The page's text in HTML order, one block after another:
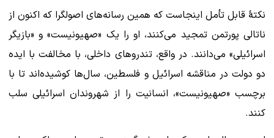
نکتۀ قابل تأمل اینجاست که همین رسانه‌های اصولگرا که اکنون از
ناتالی پورتمن تمجید می‌کنند، او را یک «صهیونیست» و «بازیگر
اسرائیلی» می‌دانند. در واقع، تندروهای داخلی، با مخالفت با ایده
دو دولت در مناقشه اسرائیل و فلسطین، سال‌ها کوشیده‌اند تا با
برچسب «صهیونیست»، انسانیت را از شهروندان اسرائیلی سلب
کنند.